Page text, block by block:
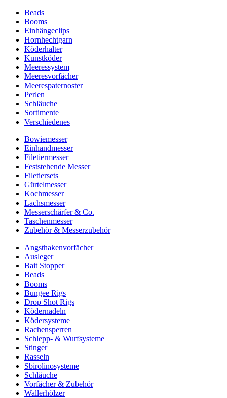
Beads
Booms
Einhängeclips
Hornhechtgarn
Köderhalter
Kunstköder
Meeressystem
Meeresvorfächer
Meerespaternoster
Perlen
Schläuche
Sortimente
Verschiedenes
Bowiemesser
Einhandmesser
Filetiermesser
Feststehende Messer
Filetiersets
Gürtelmesser
Kochmesser
Lachsmesser
Messerschärfer & Co.
Taschenmesser
Zubehör & Messerzubehör
Angsthakenvorfächer
Ausleger
Bait Stopper
Beads
Booms
Bungee Rigs
Drop Shot Rigs
Ködernadeln
Ködersysteme
Rachensperren
Schlepp- & Wurfsysteme
Stinger
Rasseln
Sbirolinosysteme
Schläuche
Vorfächer & Zubehör
Wallerhölzer